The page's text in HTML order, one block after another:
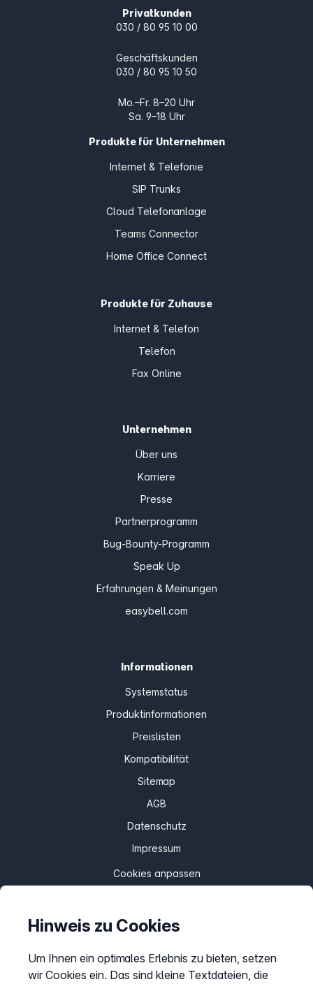
Privatkunden
030 / 80 95 10 00
Geschäftskunden
030 / 80 95 10 50
Mo.–Fr. 8–20 Uhr
Sa. 9–18 Uhr
Produkte für Unternehmen
Internet & Telefonie
SIP Trunks
Cloud Telefonanlage
Teams Connector
Home Office Connect
Produkte für Zuhause
Internet & Telefon
Telefon
Fax Online
Unternehmen
Über uns
Karriere
Presse
Partnerprogramm
Bug-Bounty-Programm
Speak Up
Erfahrungen & Meinungen
easybell.com
Informationen
Systemstatus
Produktinformationen
Preislisten
Kompatibilität
Sitemap
AGB
Datenschutz
Impressum
Cookies anpassen
Service
Hilfecenter
Webinare
Hinweis zu Cookies
Um Ihnen ein optimales Erlebnis zu bieten, setzen
wir Cookies ein. Das sind kleine Textdateien, die